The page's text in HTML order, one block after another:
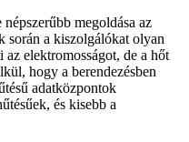
megoldása az
során a kiszolgálókat olyan
elektromosságot, de a hőt
hogy a berendezésben
adatközpontok
és kisebb a